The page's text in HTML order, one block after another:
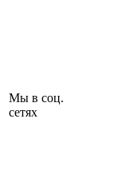
Мы в соц.
сетях